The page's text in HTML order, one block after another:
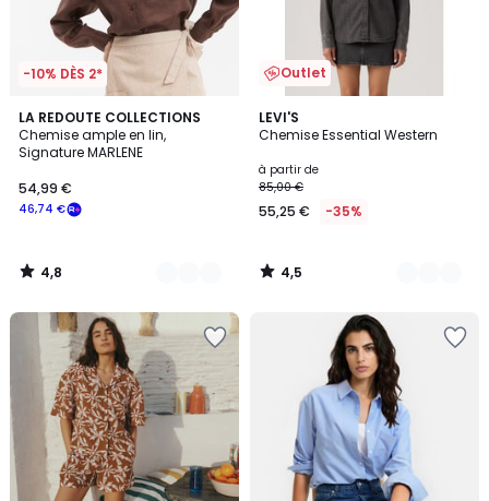
-10% DÈS 2*
LA REDOUTE COLLECTIONS
Chemise ample en lin,
Signature MARLENE
46,74 €
54,99 €
4,8
/ 5
2
Couleurs
4,8
/
Outlet
LEVI'S
Chemise Essential Western
à partir de
85,00 €
55,25 € -35%
4,5
/ 5
2
Couleurs
4,5
/